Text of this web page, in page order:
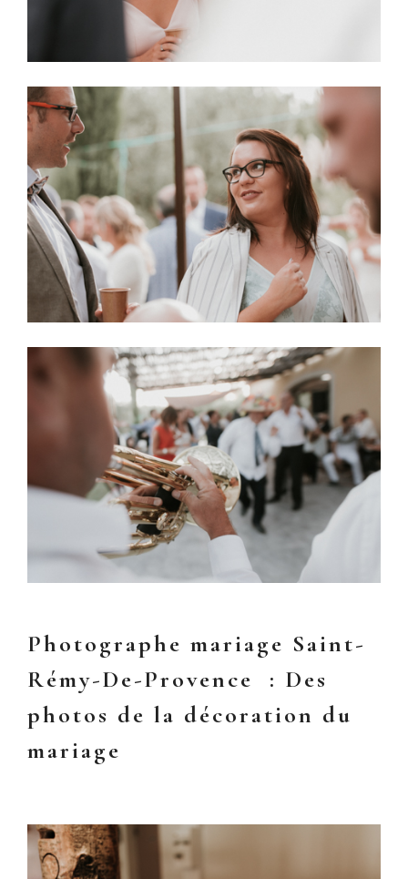
Photographe mariage Saint-
Rémy-De-Provence : Des
photos de la décoration du
mariage